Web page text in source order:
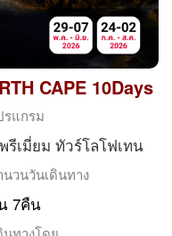
CAPE 10Days
รแกรม
รีเมี่ยม ทัวร์โลโฟเทน
นวนวันเดินทาง
7คืน